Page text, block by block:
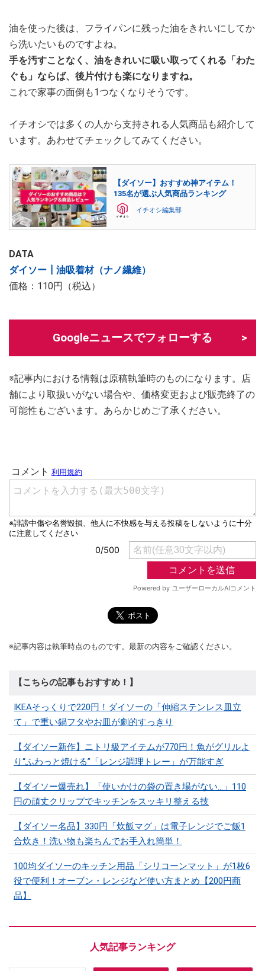
油を使った後は、フライパンに残った油をきれいにしてか
ら洗いたいものですよね。
手を汚すことなく、油をきれいに吸い取ってくれる「わた
ぐも」ならば、後片付けも楽になりますね。
これで家事の面倒も1つなくなりそうです。
イチオシでは多くの人から支持される人気商品も紹介して
います。あわせてチェックしてみてください。
【ダイソー】おすすめ神アイテム！
135名が選ぶ人気商品ランキング
イチオシ編集部
DATA
ダイソー┃油吸着材（ナノ繊維）
価格：110円（税込）
Googleニュースでフォローする
※記事内における情報は原稿執筆時のものになります。店
舗により取扱いがない場合や、価格変更および販売終了の
可能性もございます。あらかじめご了承ください。
※記事内容は執筆時点のものです。最新の内容をご確認ください。
【こちらの記事もおすすめ！】
IKEAそっくりで220円！ダイソーの「伸縮ステンレス皿立
て」で重い鍋フタやお皿が劇的すっきり
【ダイソー新作】ニトリ級アイテムが770円！魚がグリルよ
り“ふわっと焼ける”「レンジ調理トレー」が万能すぎ
【ダイソー爆売れ】「使いかけの袋の置き場がない…」110
円の頑丈クリップでキッチンをスッキリ整える技
【ダイソー名品】330円「炊飯マグ」は電子レンジでご飯1
合炊き！洗い物も楽ちんでお手入れ簡単！
100均ダイソーのキッチン用品「シリコーンマット」​​が1枚6
役で便利！オーブン・レンジなど使い方まとめ【200円商
品】